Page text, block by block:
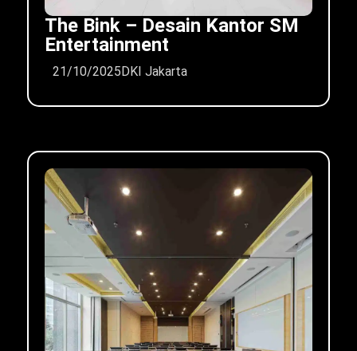
The Bink – Desain Kantor SM
Entertainment
21/10/2025DKI Jakarta